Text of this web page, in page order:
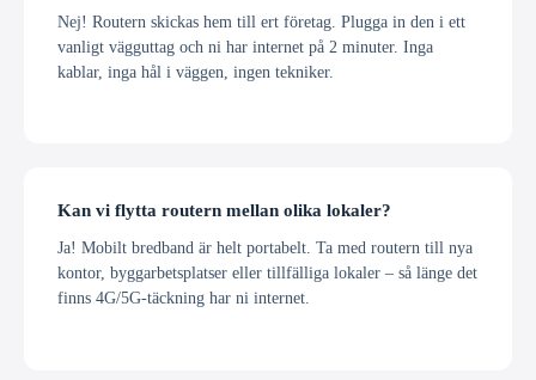
Nej! Routern skickas hem till ert företag. Plugga in den i ett
vanligt vägguttag och ni har internet på 2 minuter. Inga
kablar, inga hål i väggen, ingen tekniker.
Kan vi flytta routern mellan olika lokaler?
Ja! Mobilt bredband är helt portabelt. Ta med routern till nya
kontor, byggarbetsplatser eller tillfälliga lokaler – så länge det
finns 4G/5G-täckning har ni internet.